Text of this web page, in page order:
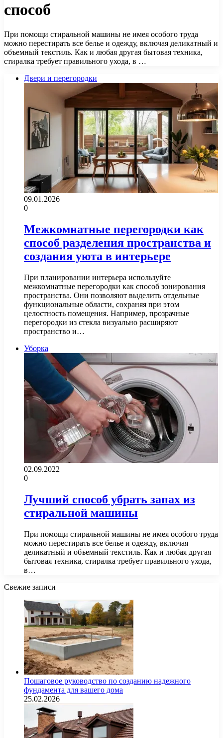
способ
При помощи стиральной машины не имея особого труда
можно перестирать все белье и одежду, включая деликатный и
объемный текстиль. Как и любая другая бытовая техника,
стиралка требует правильного ухода, в …
Двери и перегородки
09.01.2026
0
Межкомнатные перегородки как
способ разделения пространства и
создания уюта в интерьере
При планировании интерьера используйте
межкомнатные перегородки как способ зонирования
пространства. Они позволяют выделить отдельные
функциональные области, сохраняя при этом
целостность помещения. Например, прозрачные
перегородки из стекла визуально расширяют
пространство и…
Уборка
02.09.2022
0
Лучший способ убрать запах из
стиральной машины
При помощи стиральной машины не имея особого труда
можно перестирать все белье и одежду, включая
деликатный и объемный текстиль. Как и любая другая
бытовая техника, стиралка требует правильного ухода,
в…
Свежие записи
Пошаговое руководство по созданию надежного
фундамента для вашего дома
25.02.2026